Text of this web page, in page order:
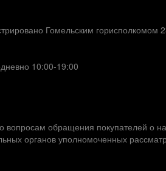
Гомельским
10:00-19:00
вопросам обращения покупателей о
органов уполномоченных